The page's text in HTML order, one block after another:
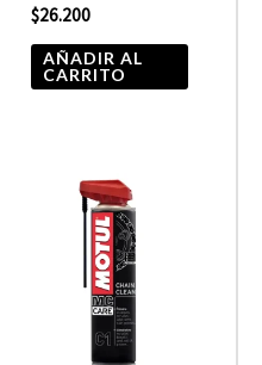
$26.200
AÑADIR AL
CARRITO